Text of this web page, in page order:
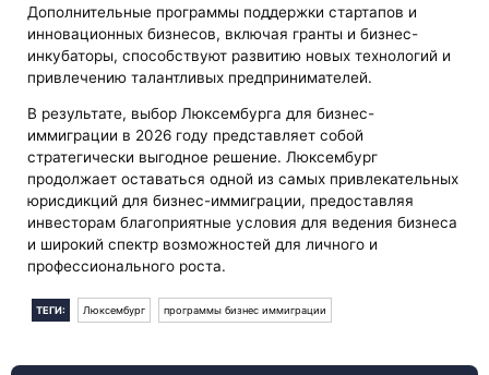
Дополнительные программы поддержки стартапов и
инновационных бизнесов, включая гранты и бизнес-
инкубаторы, способствуют развитию новых технологий и
привлечению талантливых предпринимателей.
В результате, выбор Люксембурга для бизнес-
иммиграции в 2026 году представляет собой
стратегически выгодное решение. Люксембург
продолжает оставаться одной из самых привлекательных
юрисдикций для бизнес-иммиграции, предоставляя
инвесторам благоприятные условия для ведения бизнеса
и широкий спектр возможностей для личного и
профессионального роста.
ТЕГИ: Люксембург программы бизнес иммиграции